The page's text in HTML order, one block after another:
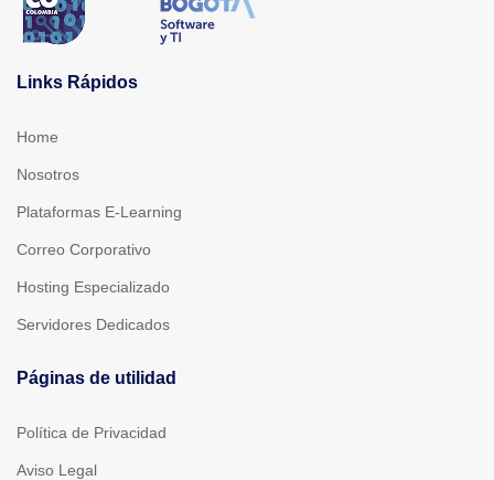
Links Rápidos
Home
Nosotros
Plataformas E-Learning
Correo Corporativo
Hosting Especializado
Servidores Dedicados
Páginas de utilidad
Política de Privacidad
Aviso Legal